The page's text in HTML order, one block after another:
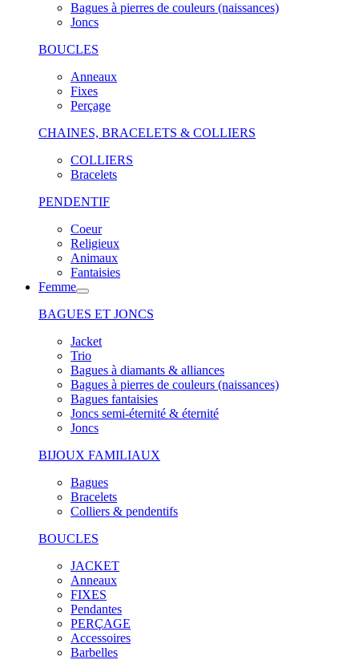
Bagues à pierres de couleurs (naissances)
Joncs
BOUCLES
Anneaux
Fixes
Perçage
CHAINES, BRACELETS & COLLIERS
COLLIERS
Bracelets
PENDENTIF
Coeur
Religieux
Animaux
Fantaisies
Femme
BAGUES ET JONCS
Jacket
Trio
Bagues à diamants & alliances
Bagues à pierres de couleurs (naissances)
Bagues fantaisies
Joncs semi-éternité & éternité
Joncs
BIJOUX FAMILIAUX
Bagues
Bracelets
Colliers & pendentifs
BOUCLES
JACKET
Anneaux
FIXES
Pendantes
PERÇAGE
Accessoires
Barbelles